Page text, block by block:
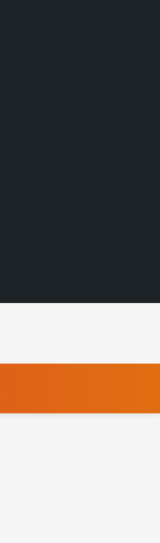
ke-81 Republik